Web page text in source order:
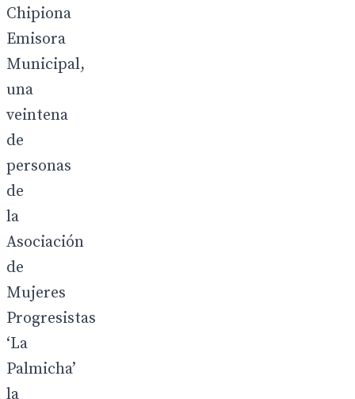
Chipiona
Emisora
Municipal,
una
veintena
de
personas
de
la
Asociación
de
Mujeres
Progresistas
‘La
Palmicha’
la